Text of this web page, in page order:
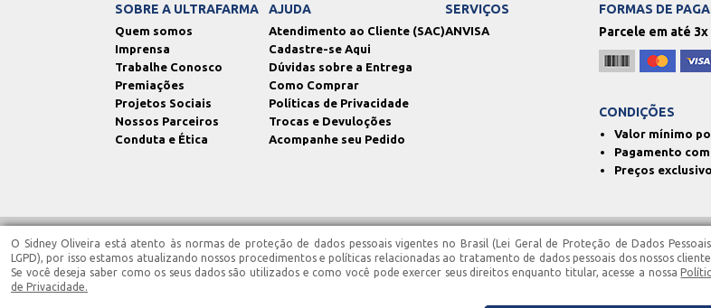
SOBRE A ULTRAFARMA
Quem somos
Imprensa
Trabalhe Conosco
Premiações
Projetos Sociais
Nossos Parceiros
Conduta e Ética
AJUDA
Atendimento ao Cliente (SAC)
Cadastre-se Aqui
Dúvidas sobre a Entrega
Como Comprar
Políticas de Privacidade
Trocas e Devuloções
Acompanhe seu Pedido
SERVIÇOS
ANVISA
FORMAS DE
Parcele em até
CONDIÇÕES
Valor mínimo
Pagamento
Preços
Ultrafarma Saúde EIRELI - CNPJ: 02.543.945/0006-90 | Santa Isabel/SP | IE: 130.762.850.113 | AFE: 780.2129 | SIVISA: 354680110-477-
Terezinha Barbosa CRF-SP 87.005 - End.: Est. Municipal Dep. Est. Francisco Franco, N° 1363-A – Santa Isabel – SP | Horários de
07h00 às 13h00, localizada na Est. Municipal Dep. Est. Francisco Franco, 1363 – Santa Isabel – SP | Loja 3 - atendimento 24h,
Jabaquara 1583 | Outras lojas - atendimento das 7h00 às 22h00, localizadas na Av. Jabaquara, 1546 e 1625 | Site - 24 horas por
devem ser usadas para automedicação e não substituem, em hipótese alguma, a medicação prescrita pelo profissional da área
prescrever o tratamento adequado. Qualquer dúvida sobre prescrição médica e produtos divulgados em nosso site, entre em
O Sidney Oliveira está atento às normas de proteção de dados pessoais vigentes no Brasil (Lei Geral de Proteção de Dados
LGPD), por isso estamos atualizando nossos procedimentos e políticas relacionadas ao tratamento de dados pessoais dos nossos
Se você deseja saber como os seus dados são utilizados e como você pode exercer seus direitos enquanto titular, acesse a nossa
de Privacidade.